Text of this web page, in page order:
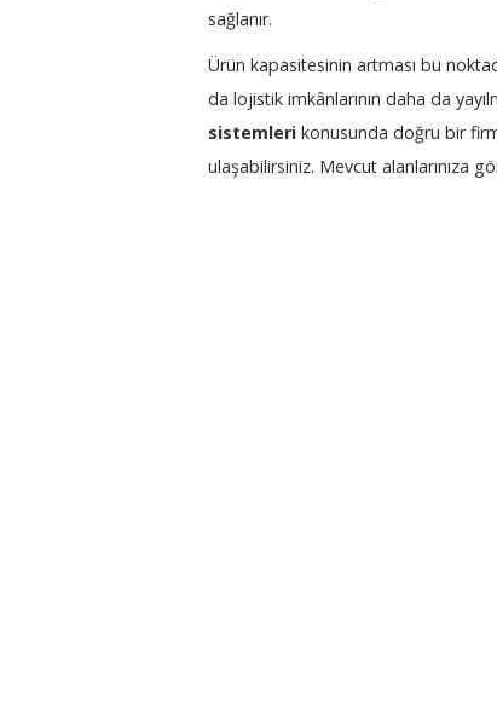
sağlanır.
Ürün kapasitesinin artması bu
da lojistik imkânlarının daha da
sistemleri konusunda doğru bir
ulaşabilirsiniz. Mevcut alanlarınıza